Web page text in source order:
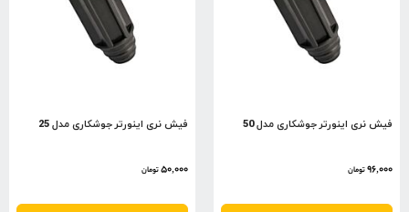
فیش نری اینورتر جوشکاری مدل 50
96,000تومان
فیش نری اینورتر جوشکاری مدل 25
50,000تومان